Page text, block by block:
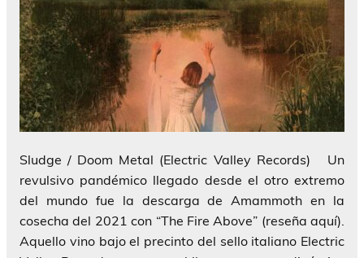
Sludge / Doom Metal (Electric Valley Records) Un
revulsivo pandémico llegado desde el otro extremo
del mundo fue la descarga de Amammoth en la
cosecha del 2021 con “The Fire Above” (reseña aquí).
Aquello vino bajo el precinto del sello italiano Electric